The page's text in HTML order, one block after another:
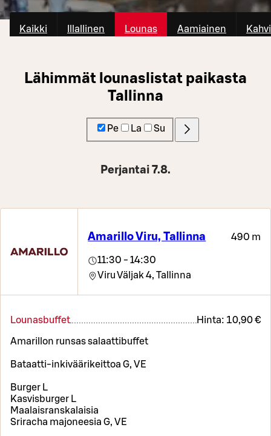
Kaikki Illallinen Lounas Aamiainen
Lähimmät lounaslistat paikasta
Tallinna
Pe La Su
Perjantai 7.8.
Amarillo Viru, Tallinna 490 m
11:30 - 14:30
Viru Väljak 4, Tallinna
Lounasbuffet Hinta: 10,90 €
Amarillon runsas salaattibuffet
Bataatti-inkiväärikeittoa G, VE
Burger L
Kasvisburger L
Maalaisranskalaisia
Sriracha majoneesia G, VE